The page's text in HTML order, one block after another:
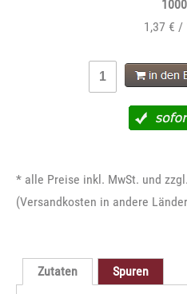
1,37 € /
* alle Preise inkl. MwSt. und
(Versandkosten in andere Länder
Zutaten Spuren